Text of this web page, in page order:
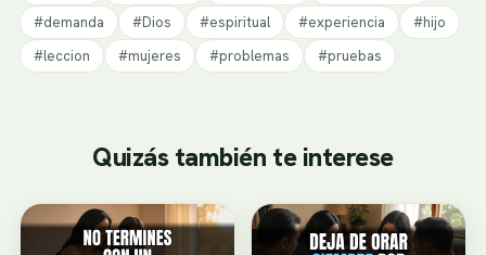
#demanda
#Dios #espiritual #experiencia
#hijo
#leccion
#mujeres #problemas #pruebas
Quizás también te interese